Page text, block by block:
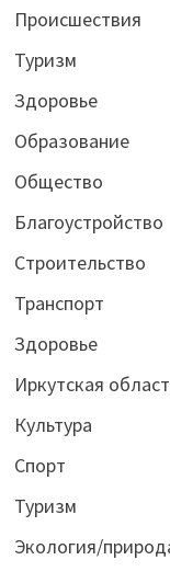
Происшествия
Туризм
Здоровье
Образование
Общество
Благоустройство
Строительство
Транспорт
Здоровье
Иркутская
Культура
Спорт
Туризм
Экология/